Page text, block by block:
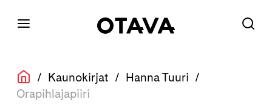
/ Kaunokirjat / Hanna Tuuri /
Orapihlajapiiri